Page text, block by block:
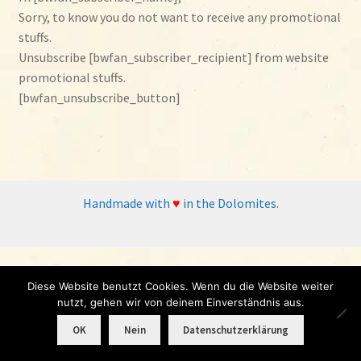
Shop
Wo & wann?
Sorry, to know you do not want to receive any promotional
stuffs.
Unsubscribe [bwfan_subscriber_recipient] from website
promotional stuffs.
[bwfan_unsubscribe_button]
Handmade with ♥ in the Dolomites.
Diese Website benutzt Cookies. Wenn du die Website weiter
nutzt, gehen wir von deinem Einverständnis aus.
OK Nein Datenschutzerklärung